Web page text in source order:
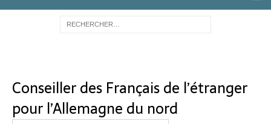
Conseiller des Français de l’étranger
pour l’Allemagne du nord